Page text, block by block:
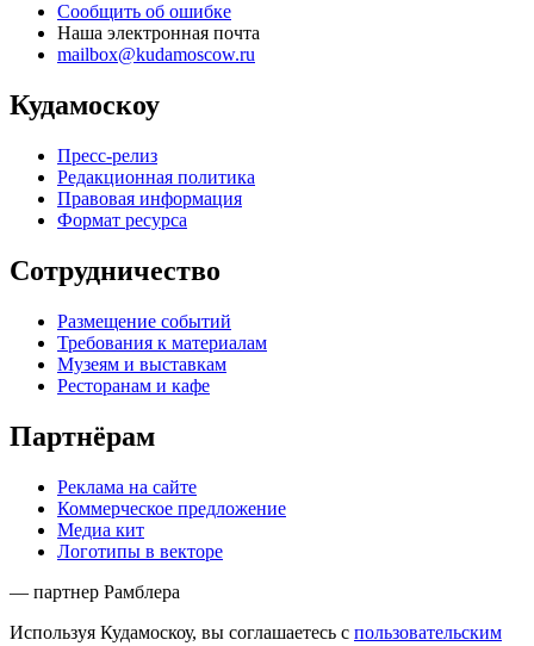
Сообщить об ошибке
Наша электронная почта
mailbox@kudamoscow.ru
Кудамоскоу
Пресс-релиз
Редакционная политика
Правовая информация
Формат ресурса
Сотрудничество
Размещение событий
Требования к материалам
Музеям и выставкам
Ресторанам и кафе
Партнёрам
Реклама на сайте
Коммерческое предложение
Медиа кит
Логотипы в векторе
— партнер Рамблера
Используя Кудамоскоу, вы соглашаетесь с пользовательским